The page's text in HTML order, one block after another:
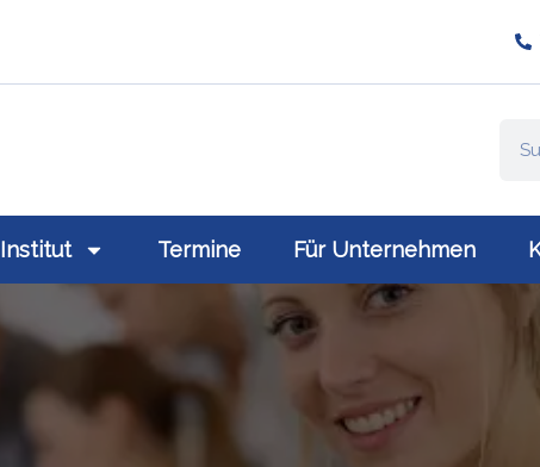
plativio-modern-training-gmbh/
www.plativio.at
Institut Termine Für Unternehmen